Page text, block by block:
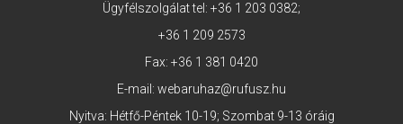
Ügyfélszolgálat tel: +36 1 203 0382;
+36 1 209 2573
Fax: +36 1 381 0420
E-mail: webaruhaz@rufusz.hu
Nyitva: Hétfő-Péntek 10-19; Szombat 9-13 óráig